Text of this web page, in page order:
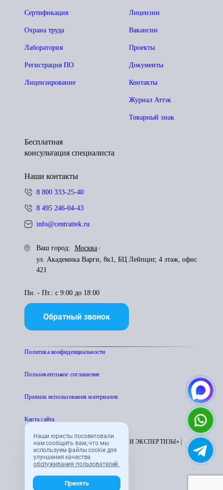
Наши юристы посоветовали
нам сообщить вам, что мы
используем файлы cookie для
улучшения качества
обслуживания пользователей.
Принять
Лицензии
Вакансии
Проекты
Документы
Контакты
Журнал Аттэк
Товарный знак
Сертификация
Охрана труда
Лаборатория
Регистрация ПО
Лицензирование
Бесплатная
консультация специалиста
Наши контакты
8 800 333-25-40
8 495 246-04-43
info@centrattek.ru
Ваш город:
Москва
ул. Академика Варги, 8к1, БЦ Лейпциг, 4 этаж, офис
421
Пн. - Пт.: с 9:00 до 18:00
Обратный звонок
Политика конфиденциальности
Пользователькое соглашение
Правила использования материалов
Карта сайта
© 1995 - 2026 «ЦЕНТР АТТЕСТАЦИИ И ЭКСПЕРТИЗЫ» |
CENTRATTEK.RU